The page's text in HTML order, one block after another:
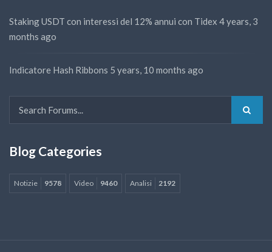
Staking USDT con interessi del 12% annui con Tidex 4 years, 3
months ago
Indicatore Hash Ribbons 5 years, 10 months ago
Blog Categories
Notizie 9578 Video 9460 Analisi 2192